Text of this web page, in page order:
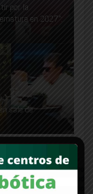
por la
en 2027”:
sale de
Older Post
“Jóvenes Sonorenses rumbo
a Taiwán” la movilidad
ya no es un privilegio